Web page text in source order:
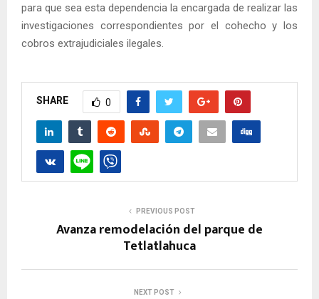
para que sea esta dependencia la encargada de realizar las
investigaciones correspondientes por el cohecho y los
cobros extrajudiciales ilegales.
SHARE 0
PREVIOUS POST
Avanza remodelación del parque de
Tetlatlahuca
NEXT POST